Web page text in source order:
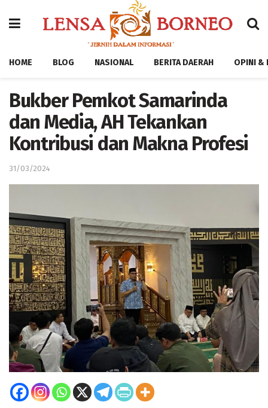
HOME BLOG NASIONAL BERITA DAERAH OPINI &
Bukber Pemkot Samarinda
dan Media, AH Tekankan
Kontribusi dan Makna Profesi
31/03/2024